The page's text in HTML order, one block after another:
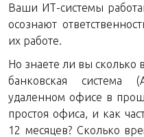
Ваши ИТ-системы
осознают
их работе.
Но знаете ли вы сколько
банковская
удаленном офисе в
простоя офиса, и как
12 месяцев? Сколько